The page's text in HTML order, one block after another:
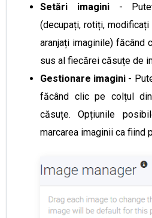
Setări imagini- Puteți
(decupați, rotiți,
aranjați imaginile) făcând
sus al fiecărei căsuțe de
Gestionare imagini -
făcând clic pe colțul
căsuțe. Opțiunile
marcarea imaginii ca fiind